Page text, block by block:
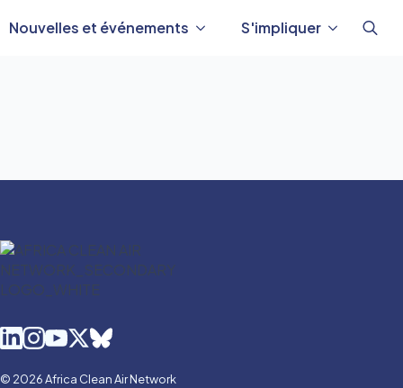
Nouvelles et événements
S'impliquer
© 2026 Africa Clean Air Network